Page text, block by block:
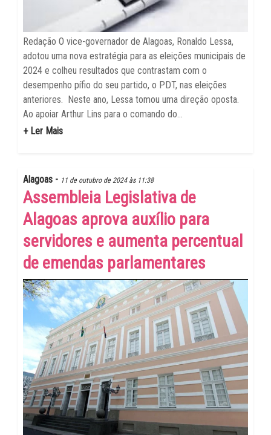
Redação O vice-governador de Alagoas, Ronaldo Lessa,
adotou uma nova estratégia para as eleições municipais de
2024 e colheu resultados que contrastam com o
desempenho pífio do seu partido, o PDT, nas eleições
anteriores. Neste ano, Lessa tomou uma direção oposta.
Ao apoiar Arthur Lins para o comando do...
+ Ler Mais
Alagoas - 11 de outubro de 2024 às 11:38
Assembleia Legislativa de
Alagoas aprova auxílio para
servidores e aumenta percentual
de emendas parlamentares